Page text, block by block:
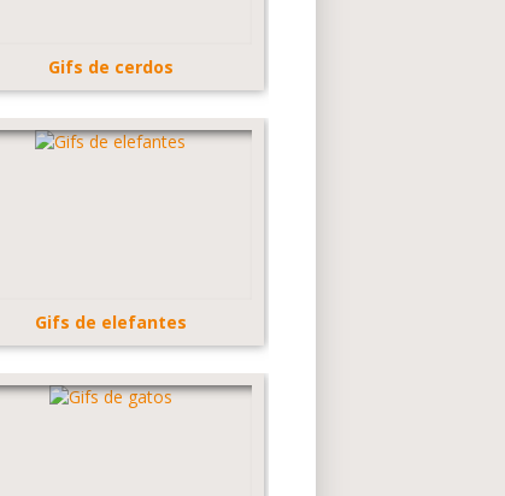
Gifs de cerdos
Gifs de elefantes